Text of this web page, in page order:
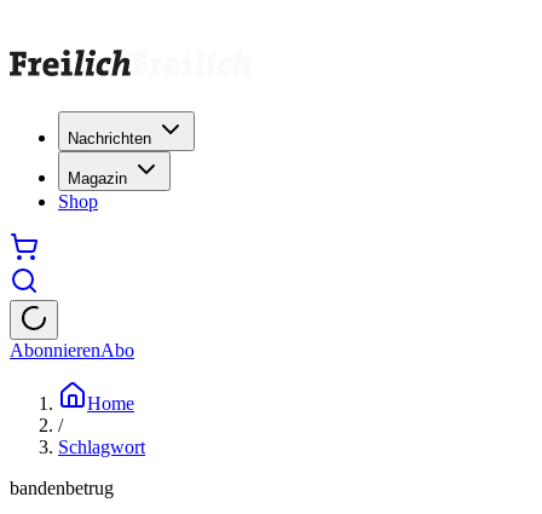
Nachrichten
Magazin
Shop
AbonnierenAbo
Home
/
Schlagwort
bandenbetrug